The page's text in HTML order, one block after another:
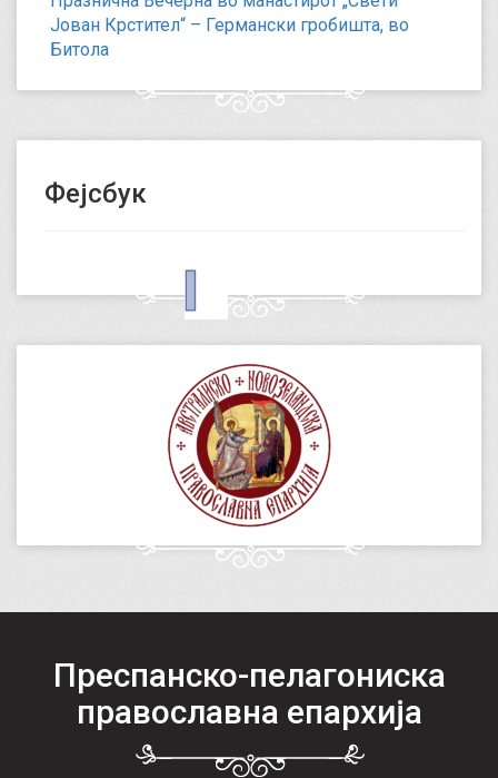
Јован Крстител“ – Германски гробишта, во
Битола
Фејсбук
Преспанско-пелагониска
православна епархија